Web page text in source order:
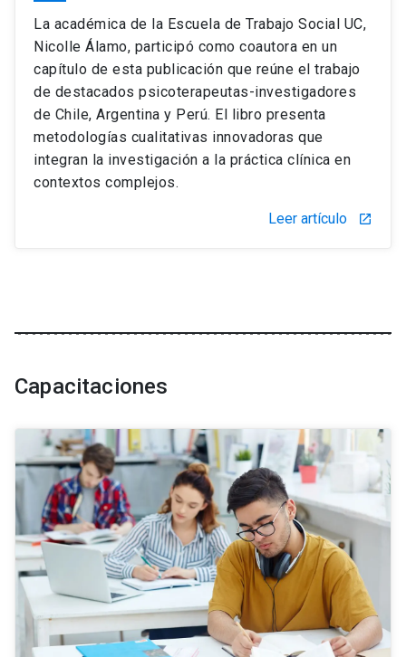
La académica de la Escuela de Trabajo Social UC,
Nicolle Álamo, participó como coautora en un
capítulo de esta publicación que reúne el trabajo
de destacados psicoterapeutas-investigadores
de Chile, Argentina y Perú. El libro presenta
metodologías cualitativas innovadoras que
integran la investigación a la práctica clínica en
contextos complejos.
Leer artículo launch
Capacitaciones